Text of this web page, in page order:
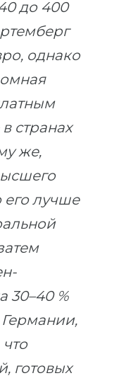
до 400
однако
странах
же,
его лучше
30–40 %
готовых